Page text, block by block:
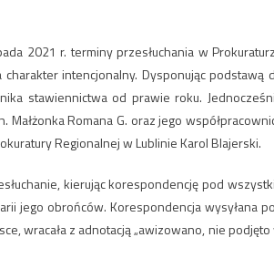
2021 r. terminy przesłuchania w
intencjonalny. Dysponując podstawą
stawiennictwa od prawie roku.
Romana G. oraz jego
Regionalnej w Lublinie Karol Blajerski.
kierując korespondencję pod
jego obrońców. Korespondencja wysyłana
wracała z adnotacją „awizowano, nie podjęto